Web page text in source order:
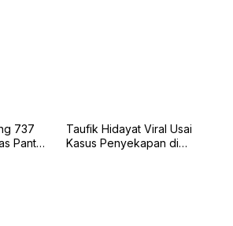
737
Pantai
Taufik Hidayat Viral Usai
Kasus Penyekapan di